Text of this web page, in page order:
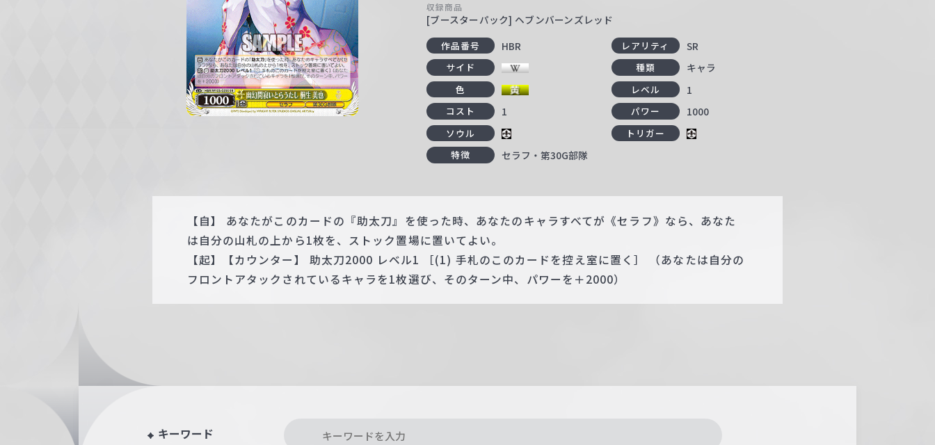
収録商品
[ブースターパック] ヘブンバーンズレッド
作品番号 HBR レアリティ SR
サイド 種類 キャラ
色 レベル 1
コスト 1 パワー 1000
ソウル
トリガー
特徴
セラフ・第30G部隊
【自】 あなたがこのカードの『助太刀』を使った時、あなたのキャラすべてが《セラフ》なら、あなた
は自分の山札の上から1枚を、ストック置場に置いてよい。
【起】【カウンター】 助太刀2000 レベル1 ［(1) 手札のこのカードを控え室に置く］ （あなたは自分の
フロントアタックされているキャラを1枚選び、そのターン中、パワーを＋2000）
キーワード